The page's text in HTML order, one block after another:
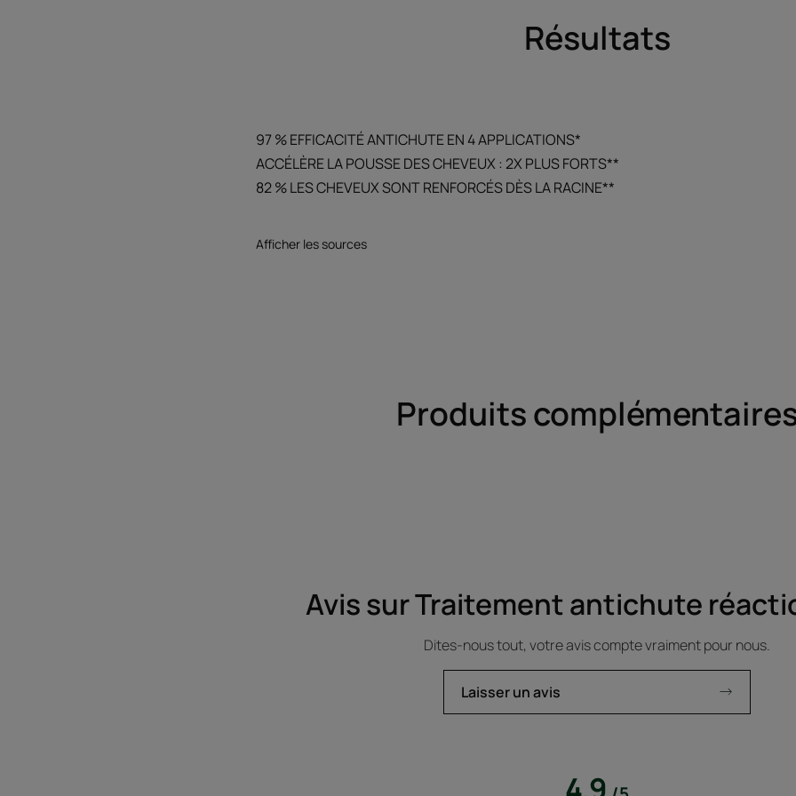
Résultats
97 % EFFICACITÉ ANTICHUTE EN 4 APPLICATIONS*
ACCÉLÈRE LA POUSSE DES CHEVEUX : 2X PLUS FORTS**
82 % LES CHEVEUX SONT RENFORCÉS DÈS LA RACINE**
Afficher les sources
Produits
Avis sur Traitement antichute
Dites-nous tout, votre avis compte vraiment pour nous.
Laisser un avis